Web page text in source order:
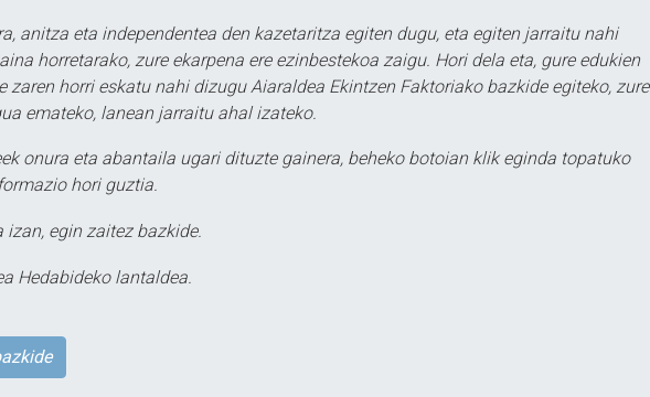
anitza eta independentea den kazetaritza egiten dugu, eta egiten jarraitu nahi
horretarako, zure ekarpena ere ezinbestekoa zaigu. Hori dela eta, gure edukien
zaren horri eskatu nahi dizugu Aiaraldea Ekintzen Faktoriako bazkide egiteko, zure
emateko, lanean jarraitu ahal izateko.
onura eta abantaila ugari dituzte gainera, beheko botoian klik eginda topatuko
hori guztia.
izan, egin zaitez bazkide.
Hedabideko lantaldea.